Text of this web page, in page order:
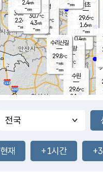
과천
27.5℃
0.4m/s
- mm
-mm
27.8
℃
29.3℃
1.0m/s
-mm
의왕
- ℃
m/s
mm
광명
30.6 ℃
1.6 m/s
-mm
30.5℃
2.2m/s
-mm
-mm
구로
30.7℃
4.3m/s
-mm
서초
29.6℃
1.6m/s
-mm
수리산길
29.8℃
-m/s
-mm
2.4m/s
-mm
수원
29.6℃
2.1 m/s
-mm
현재 +1시간